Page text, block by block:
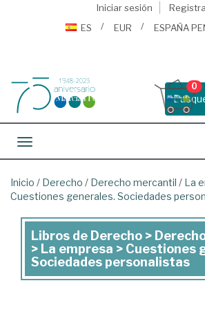
Iniciar sesión
ES
EUR ESPAÑA
0
Toggle navigation
Inicio / Derecho / Derecho mercantil / La
Cuestiones generales. Sociedades
Libros
de
Derecho
Libros de Derecho >
> La empresa > Cuestiones
Sociedades personalistas